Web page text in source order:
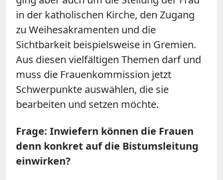
in der katholischen Kirche, den Zugang
zu Weihesakramenten und die
Sichtbarkeit beispielsweise in Gremien.
Aus diesen vielfältigen Themen darf und
muss die Frauenkommission jetzt
Schwerpunkte auswählen, die sie
bearbeiten und setzen möchte.
Frage: Inwiefern können die Frauen
denn konkret auf die Bistumsleitung
einwirken?